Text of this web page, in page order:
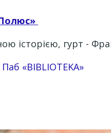
історією, гурт -
Паб «BIBLIOTEKA»